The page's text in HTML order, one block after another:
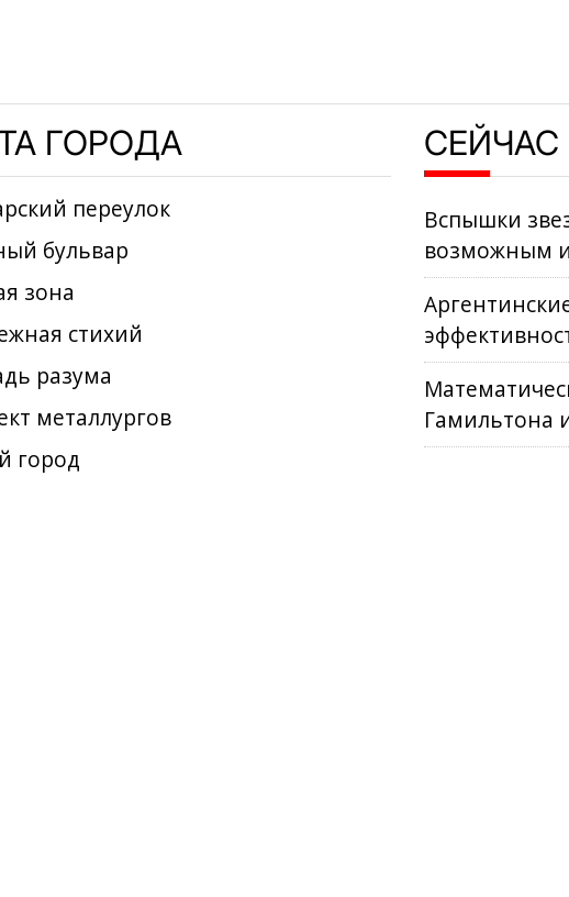
ГОРОДА
переулок
бульвар
зона
стихий
разума
металлургов
город
Вспышки
возможным
Гамильтона